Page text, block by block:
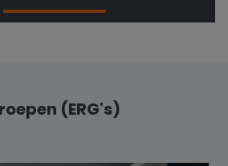
(ERG's)